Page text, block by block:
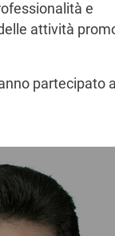
e
attività
partecipato